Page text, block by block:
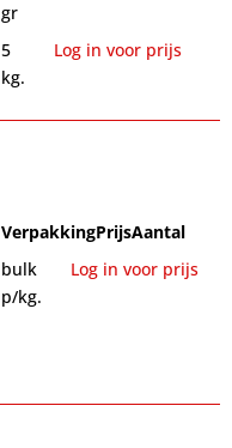
gr
5
kg.
Log in voor prijs
VerpakkingPrijsAantal
bulk
p/kg.
Log in voor prijs